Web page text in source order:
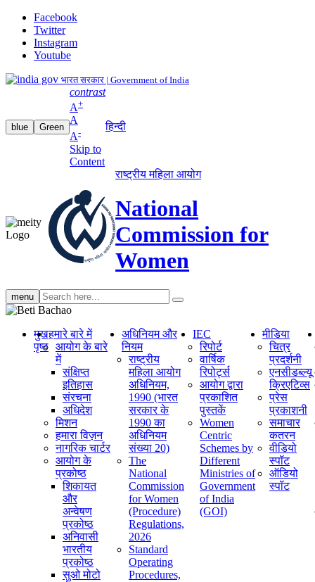
Facebook
Twitter
Instagram
Youtube
भारत सरकार | Government of India
blue Green
contrast
A+
A
A-
Skip to
Content
हिन्दी
राष्ट्रीय महिला आयोग
National
Commission for
Women
menu Search
search
मुख
पृष्ठ
हमारे बारे में
आयोग के बारे
में
संक्षिप्‍त
इतिहास
संरचना
अधिदेश
मिशन
हमारा विज़न
नागरिक चार्टर
आयोग के
प्रकोष्ठ
शिकायत
और
अन्वेषण
प्रकोष्ठ
अनिवासी
भारतीय
प्रकोष्ठ
सुओ मोटो
अधिनियम और
नियम
राष्ट्रीय
महिला आयोग
अधिनियम,
1990 (भारत
सरकार के
1990 का
अधिनियम
संख्या 20)
The
National
Commission
for Women
(Procedure)
Regulations,
2026
Standard
Operating
Procedures,
IEC
रिपोर्ट
वार्षिक
रिपोर्ट्स
आयोग द्वारा
प्रकाशित
पुस्तकें
Women
Centric
Schemes by
Different
Ministries of
Government
of India
(GOI)
मीडिया
चित्र
प्रदर्शनी
एनसीडब्ल्यू
क्रिएटिव्स
प्रेस
प्रकाशनी
समाचार
कतरन
वीडियो
स्पॉट
ऑडियो
स्पॉट